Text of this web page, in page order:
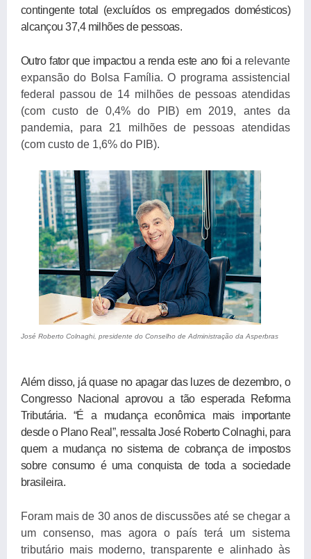
contingente total (excluídos os empregados domésticos)
alcançou 37,4 milhões de pessoas.
Outro fator que impactou a renda este ano foi a relevante
expansão do Bolsa Família. O programa assistencial
federal passou de 14 milhões de pessoas atendidas
(com custo de 0,4% do PIB) em 2019, antes da
pandemia, para 21 milhões de pessoas atendidas
(com custo de 1,6% do PIB).
José Roberto Colnaghi, presidente do Conselho de Administração da Asperbras
Além disso, já quase no apagar das luzes de dezembro, o
Congresso Nacional aprovou a tão esperada Reforma
Tributária. “É a mudança econômica mais importante
desde o Plano Real”, ressalta José Roberto Colnaghi, para
quem a mudança no sistema de cobrança de impostos
sobre consumo é uma conquista de toda a sociedade
brasileira.
Foram mais de 30 anos de discussões até se chegar a
um consenso, mas agora o país terá um sistema
tributário mais moderno, transparente e alinhado às